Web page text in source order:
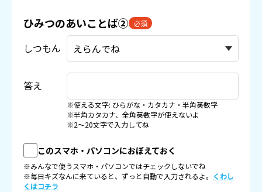
ひみつのあいことば② 必須
しつもん
答え
※使える文字: ひらがな・カタカナ・半角英数字
※半角カタカナ、全角英数字が使えないよ
※2〜20文字で入力してね
このスマホ・パソコンにおぼえておく
※みんなで使うスマホ・パソコンではチェックしないでね
※毎日キズなんに来ていると、ずっと自動で入力されるよ。 くわし
くはコチラ